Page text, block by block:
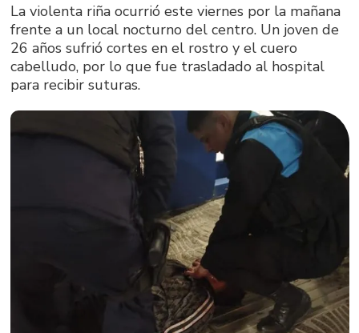
La violenta riña ocurrió este viernes por la mañana
frente a un local nocturno del centro. Un joven de
26 años sufrió cortes en el rostro y el cuero
cabelludo, por lo que fue trasladado al hospital
para recibir suturas.